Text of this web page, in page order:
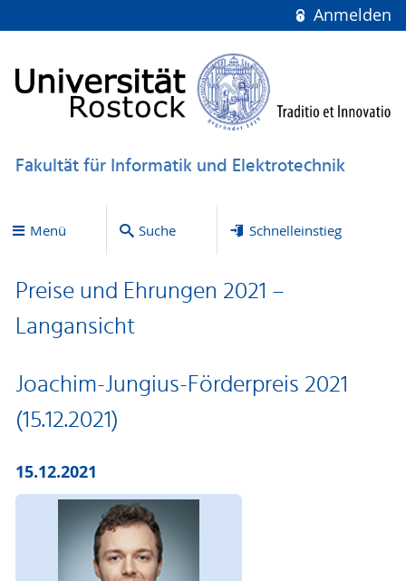
Anmelden
Fakultät für Informatik und Elektrotechnik
Menü Suche Schnelleinstieg
Preise und Ehrungen 2021 –
Langansicht
Joachim-Jungius-Förderpreis 2021
(15.12.2021)
15.12.2021